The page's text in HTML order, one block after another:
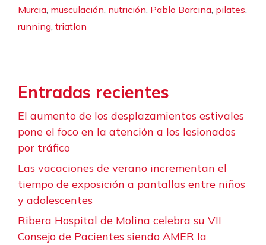
Murcia, musculación, nutrición, Pablo Barcina, pilates,
running, triatlon
Entradas recientes
El aumento de los desplazamientos estivales
pone el foco en la atención a los lesionados
por tráfico
Las vacaciones de verano incrementan el
tiempo de exposición a pantallas entre niños
y adolescentes
Ribera Hospital de Molina celebra su VII
Consejo de Pacientes siendo AMER la